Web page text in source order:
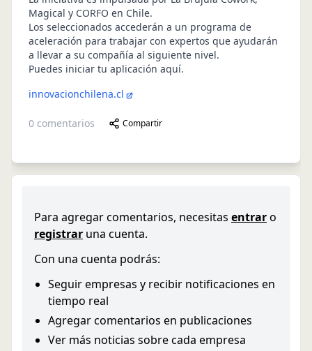
Magical y CORFO en Chile.
Los seleccionados accederán a un programa de
aceleración para trabajar con expertos que ayudarán
a llevar a su compañía al siguiente nivel.
Puedes iniciar tu aplicación aquí.
innovacionchilena.cl
0 comentarios Compartir
Para agregar comentarios, necesitas entraro
registrar una cuenta.
Con una cuenta podrás:
Seguir empresas y recibir notificaciones en
tiempo real
Agregar comentarios en publicaciones
Ver más noticias sobre cada empresa